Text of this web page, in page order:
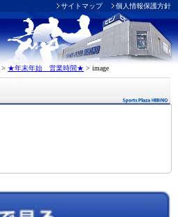
サイトマップ 個人情報保護方針
> ★年末年始 営業時間★ >image